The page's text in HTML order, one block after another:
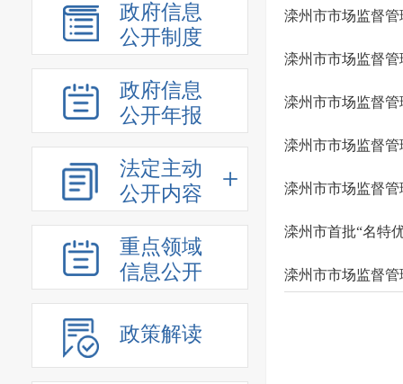
政府信息
公开制度
政府信息
公开年报
法定主动
公开内容
重点领域
信息公开
政策解读
滦州市市场监督
滦州市市场监督
滦州市市场监督管
滦州市市场监督
滦州市市场监督
滦州市首批“名特
滦州市市场监督